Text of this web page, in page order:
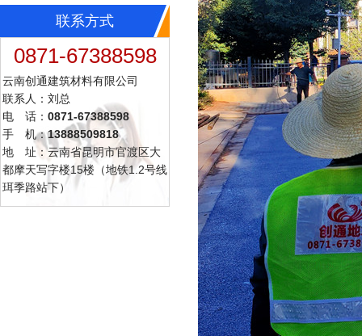
联系方式
0871-67388598
云南创通建筑材料有限公司
联系人：刘总
电 话： 0871-67388598
手 机：13888509818
地 址：云南省昆明市官渡区大
都摩天写字楼15楼（地铁1.2号线
珥季路站下）